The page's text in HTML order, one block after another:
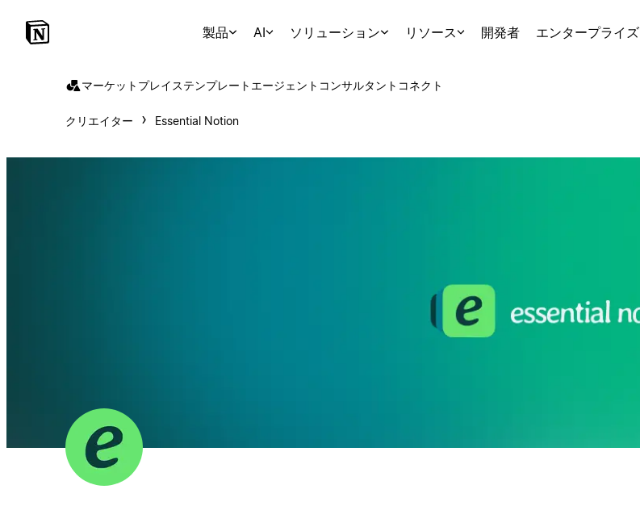
製品 AI ソリューション リソース 開発者 エンタープライズ
マーケットプレイステンプレート エージェント コンサルタント コネクト
クリエイター Essential Notion